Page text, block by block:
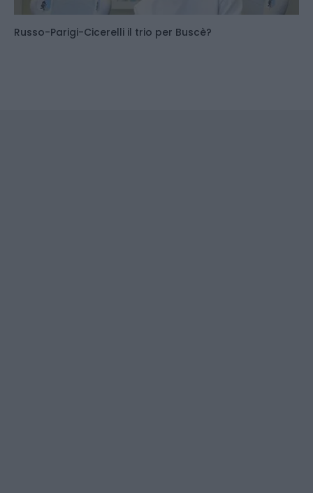
Russo-Parigi-Cicerelli il trio per Buscè?